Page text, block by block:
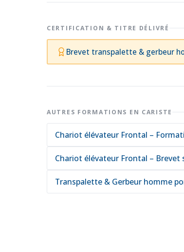
CERTIFICATION & TITRE DÉLIVRÉ
Brevet transpalette & gerbeur
AUTRES FORMATIONS EN CARISTE
Chariot élévateur Frontal –
Chariot élévateur Frontal – Brevet
Transpalette & Gerbeur homme